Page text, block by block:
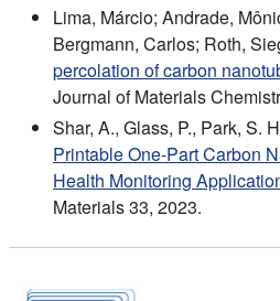
Lima, Márcio; Andrade,
Bergmann, Carlos; Roth,
percolation of carbon
Journal of Materials
Shar, A., Glass, P., Park, S.
Printable One-Part Carbon
Health Monitoring
Materials 33, 2023.